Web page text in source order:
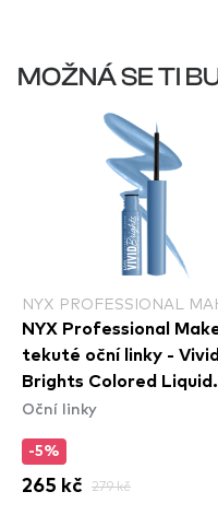
MOŽNÁ SE TI
NYX PROFESSIONAL
NYX Professional
tekuté oční linky - Vivid
Brights Colored Liquid
Eyeliner - Cobalt Crush
Oční linky
-5%
265 kč 279 kč